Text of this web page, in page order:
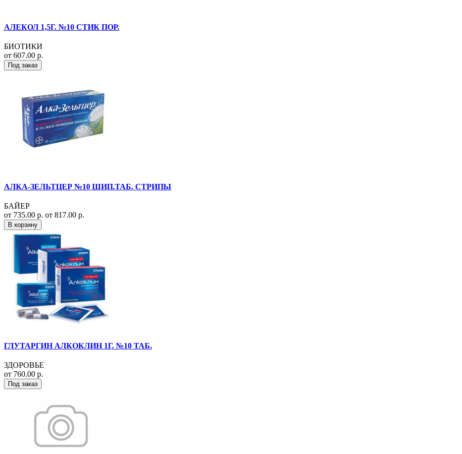
АЛЕКОЛ 1,5Г. №10 СТИК ПОР.
БИОТИКИ
от 607.00 р.
Под заказ
АЛКА-ЗЕЛЬТЦЕР №10 ШИП.ТАБ. СТРИПЫ
БАЙЕР
от 735.00 р. от 817.00 р.
В корзину
ГЛУТАРГИН АЛКОКЛИН 1Г. №10 ТАБ.
ЗДОРОВЬЕ
от 760.00 р.
Под заказ